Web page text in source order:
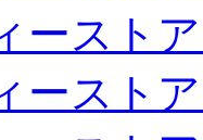
ースト
ースト